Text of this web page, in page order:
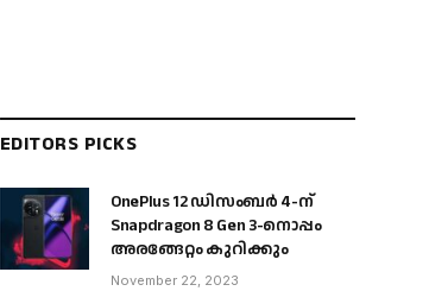
EDITORS PICKS
OnePlus 12 ഡിസംബർ 4-ന്
Snapdragon 8 Gen 3-നൊപ്പം
അരങ്ങേറ്റം കുറിക്കും
November 22, 2023